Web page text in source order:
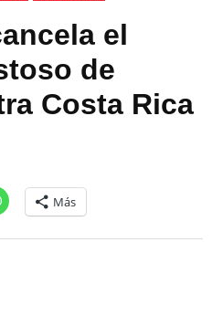
el
de
Costa Rica
Más